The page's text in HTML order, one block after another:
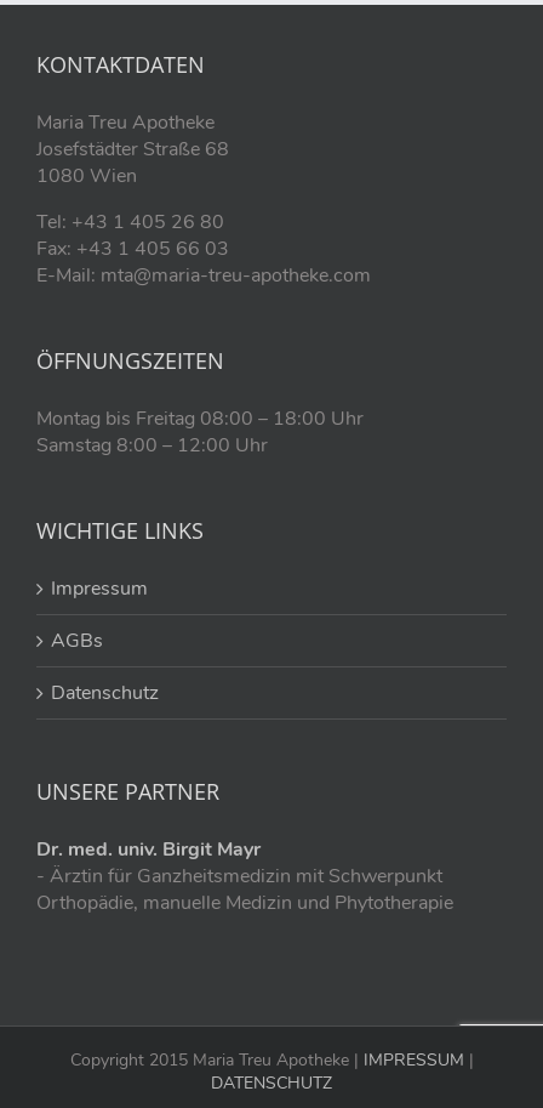
KONTAKTDATEN
Maria Treu Apotheke
Josefstädter Straße 68
1080 Wien
Tel: +43 1 405 26 80
Fax: +43 1 405 66 03
E-Mail: mta@maria-treu-apotheke.com
ÖFFNUNGSZEITEN
Montag bis Freitag 08:00 – 18:00 Uhr
Samstag 8:00 – 12:00 Uhr
WICHTIGE LINKS
Impressum
AGBs
Datenschutz
UNSERE PARTNER
Dr. med. univ. Birgit Mayr
- Ärztin für Ganzheitsmedizin mit Schwerpunkt
Orthopädie, manuelle Medizin und Phytotherapie
Copyright 2015 Maria Treu Apotheke | IMPRESSUM |
DATENSCHUTZ